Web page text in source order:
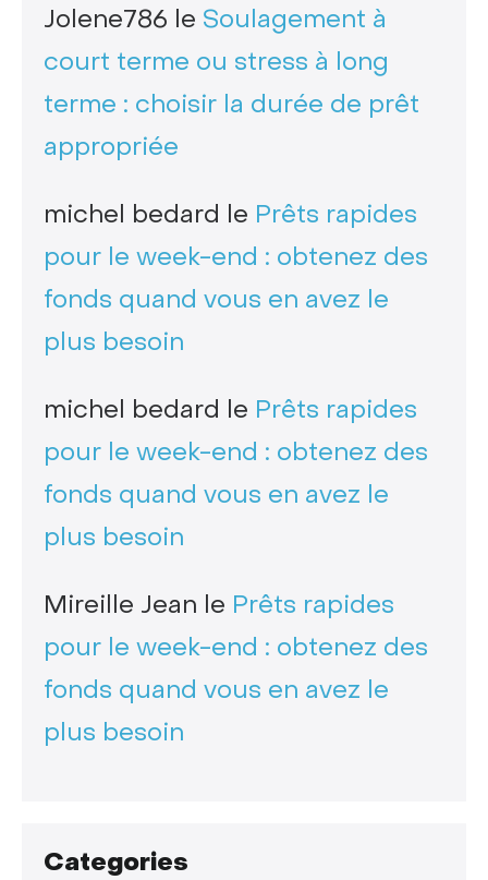
Jolene786 le Soulagement à
court terme ou stress à long
terme : choisir la durée de prêt
appropriée
michel bedard le Prêts rapides
pour le week-end : obtenez des
fonds quand vous en avez le
plus besoin
michel bedard le Prêts rapides
pour le week-end : obtenez des
fonds quand vous en avez le
plus besoin
Mireille Jean le Prêts rapides
pour le week-end : obtenez des
fonds quand vous en avez le
plus besoin
Categories